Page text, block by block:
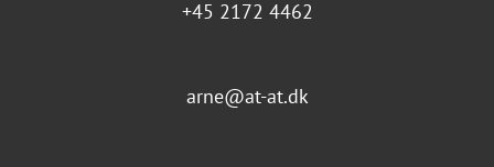
+45 2172 4462
arne@at-at.dk